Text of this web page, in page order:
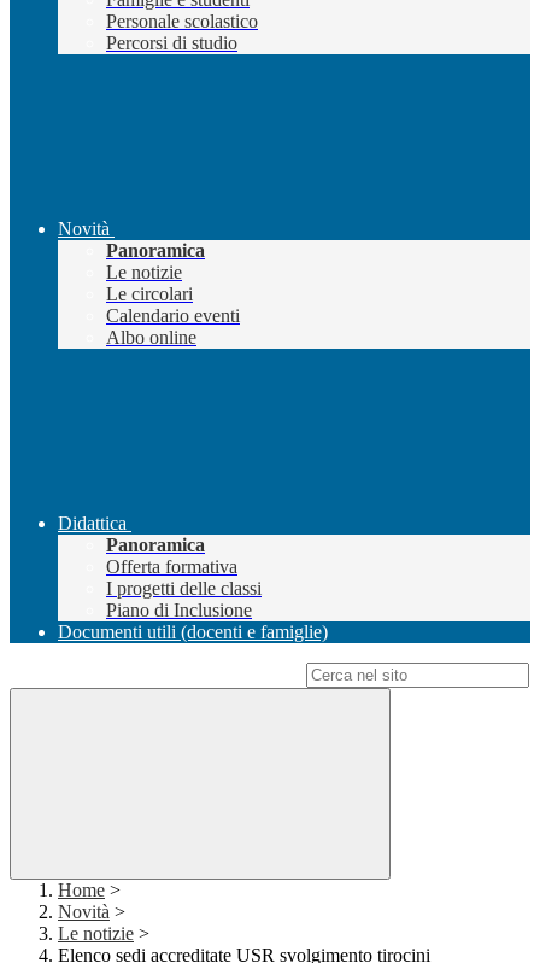
Personale scolastico
Percorsi di studio
Novità
Panoramica
Le notizie
Le circolari
Calendario eventi
Albo online
Didattica
Panoramica
Offerta formativa
I progetti delle classi
Piano di Inclusione
Documenti utili (docenti e famiglie)
Home >
Novità >
Le notizie >
Elenco sedi accreditate USR svolgimento tirocini